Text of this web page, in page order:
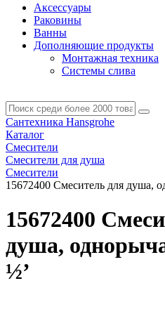
Аксессуары
Раковины
Ванны
Дополняющие продукты
Монтажная техника
Системы слива
Сантехника Hansgrohe
Каталог
Смесители
Смесители для душа
Смесители
15672400 Смеситель для
15672400
душа,
½’